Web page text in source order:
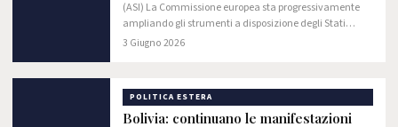
(ASI) La Commissione europea sta progressivamente
ampliando gli strumenti a disposizione degli Stati
membri per affrontare d’impatto l’aumento dei costi
3 Giugno 2026
POLITICA ESTERA
Bolivia: continuano le manifestazioni